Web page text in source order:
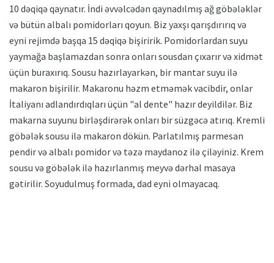
10 dəqiqə qaynatır. İndi əvvəlcədən qaynadılmış ağ göbələklər
və bütün albalı pomidorları qoyun. Biz yaxşı qarışdırırıq və
eyni rejimdə başqa 15 dəqiqə bişiririk. Pomidorlardan suyu
yaymağa başlamazdan sonra onları sousdan çıxarır və xidmət
üçün buraxırıq. Sousu hazırlayarkən, bir mantar suyu ilə
makaron bişirilir. Makaronu həzm etməmək vacibdir, onlar
İtaliyanı adlandırdıqları üçün "al dente" hazır deyildilər. Biz
makarna suyunu birləşdirərək onları bir süzgəcə atırıq. Kremli
göbələk sousu ilə makaron dökün. Parlatılmış parmesan
pendir və albalı pomidor və təzə maydanoz ilə çiləyiniz. Krem
sousu və göbələk ilə hazırlanmış meyvə dərhal masaya
gətirilir. Soyudulmuş formada, dad eyni olmayacaq.